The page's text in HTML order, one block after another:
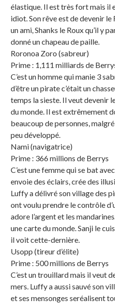
élastique. Il est très fort mais il
idiot. Son rêve est de devenir le
un ami, Shanks le Roux qu’il y
donné un chapeau de paille.
Roronoa Zoro (sabreur)
Prime : 1,111 milliards de
C’est un homme qui manie 3
d’être un pirate c’était un
temps la sieste. Il veut devenir
du monde. Il est extrêmement
beaucoup de personnes,
peu développé.
Nami (navigatrice)
Prime : 366 millions de Berrys
C’est une femme qui se bat
envoie des éclairs, crée des
Luffy a délivré son village des
ont voulu prendre le contrôle
adore l’argent et les
une carte du monde. Sanji le
il voit cette-dernière.
Usopp (tireur d’élite)
Prime : 500 millions de Berrys
C’est un trouillard mais il veut
mers. Luffy a aussi sauvé son
et ses mensonges seréalisent